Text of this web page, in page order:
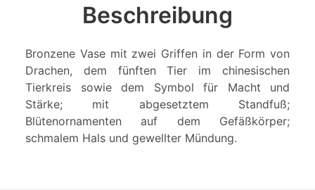
Beschreibung
Bronzene Vase mit zwei Griffen in der Form von
Drachen, dem fünften Tier im chinesischen
Tierkreis sowie dem Symbol für Macht und
Stärke; mit abgesetztem Standfuß;
Blütenornamenten auf dem Gefäßkörper;
schmalem Hals und gewellter Mündung.